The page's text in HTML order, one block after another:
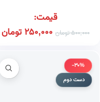
قیمت:
500,000تومان 250,000تومان
-30%
دست دوم